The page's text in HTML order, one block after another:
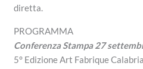
diretta.
PROGRAMMA
Conferenza Stampa 27
5° Edizione Art Fabrique Calabria